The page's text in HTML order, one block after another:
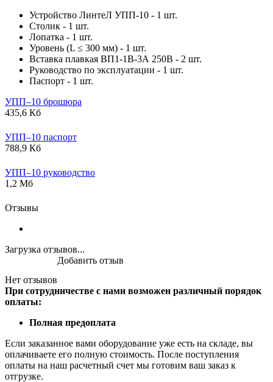
Устройство ЛинтеЛ УПП-10 - 1 шт.
Столик - 1 шт.
Лопатка - 1 шт.
Уровень (L ≤ 300 мм) - 1 шт.
Вставка плавкая ВП1-1В-3А 250В - 2 шт.
Руководство по эксплуатации - 1 шт.
Паспорт - 1 шт.
УПП–10 брошюра
435,6 Кб
УПП–10 паспорт
788,9 Кб
УПП–10 руководство
1,2 Мб
Отзывы
Загрузка отзывов...
Нет отзывов
Добавить отзыв
При сотрудничестве с нами возможен различный порядок
оплаты:
Полная предоплата
Если заказанное вами оборудование уже есть на складе, вы
оплачиваете его полную стоимость. После поступления
оплаты на наш расчетный счет мы готовим ваш заказ к
отгрузке.